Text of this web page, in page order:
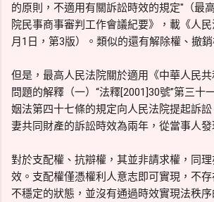
的原則，不適用有關訴訟時效的規定"（最
院民事商事審判工作會議紀要》，載《人
月1日，第3版）。類似的還有解除權、撤銷
但是，最高人民法院關於適用《中華人民
問題的解釋（一）“法釋[2001]30號”第三十
姻法第四十七條的規定向人民法院提起訴
妻共同財產的訴訟時效為兩年，從當事人發
對於支配權、抗辯權，其並非請求權，同
效。支配權僅憑權利人意志即可實現，不
不穩定的狀態，並沒有通過時效實現法秩